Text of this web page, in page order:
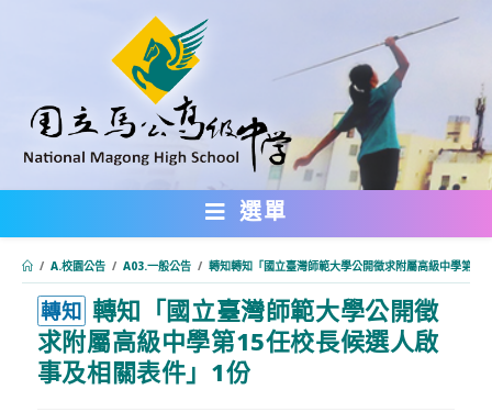
內
選單
/ A.校園公告 / A03.一般公告 / 轉知轉知「國立臺灣師範大學公開徵求附屬高級中學第15
轉知 轉知「國立臺灣師範大學公開徵
求附屬高級中學第15任校長候選人啟
事及相關表件」1份